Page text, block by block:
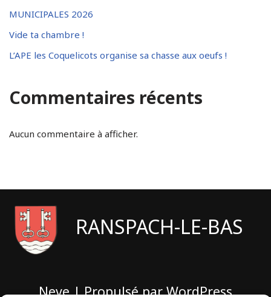
MUNICIPALES 2026
Vide ta chambre !
L’APE les Coquelicots organise sa chasse aux oeufs !
Commentaires récents
Aucun commentaire à afficher.
RANSPACH-LE-BAS
Neve| Propulsé parWordPress